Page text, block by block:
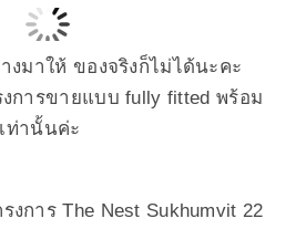
งมาให้ ของจริงก็ไม่ได้นะคะ
การขายแบบ fully fitted พร้อม
ท่านั้นค่ะ
งการ The Nest Sukhumvit 22